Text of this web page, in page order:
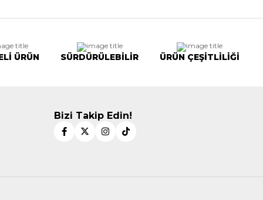
ÜRÜN SÜRDÜRÜLEBİLİR ÜRÜN ÇEŞİTLİLİĞİ
Bizi Takip Edin!